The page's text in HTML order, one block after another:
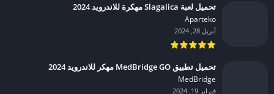
تحميل لعبة Slagalica مهكرة للاندرويد 2024
Aparteko‏
أبريل 28, 2024
تحميل تطبيق MedBridge GO مهكر للاندرويد 2024
MedBridge‏
فبراير 19, 2024